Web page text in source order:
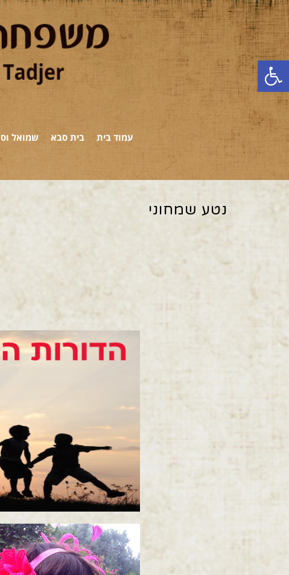
פתח סרגל נגישות
עמוד בית בית סבא שמואל
נטע שמחוני